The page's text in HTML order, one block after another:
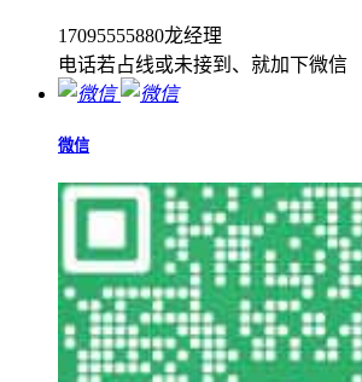
17095555880龙经理
电话若占线或未接到、就加下微信
微信